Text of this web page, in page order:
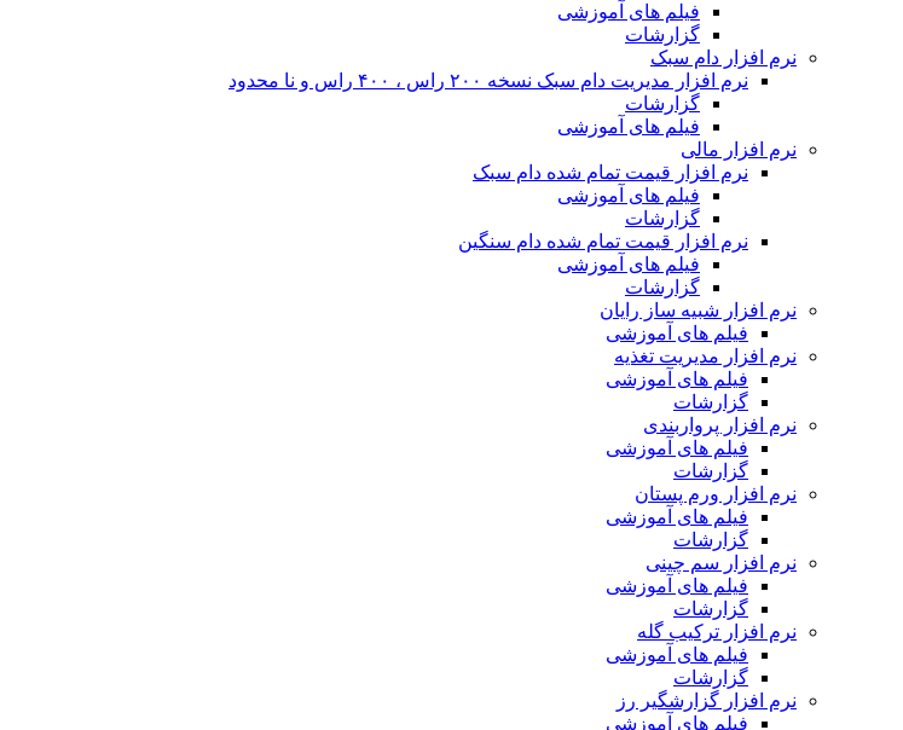
فیلم های آموزشی
گزارشات
نرم افزار دام سبک
نرم افزار مدیریت دام سبک نسخه ۲۰۰ راس ، ۴۰۰ راس و نا محدود
گزارشات
فیلم های آموزشی
نرم افزار مالی
نرم افزار قیمت تمام شده دام سبک
فیلم های آموزشی
گزارشات
نرم افزار قیمت تمام شده دام سنگین
فیلم های آموزشی
گزارشات
نرم افزار شبیه ساز رایان
فیلم های آموزشی
نرم افزار مدیریت تغذیه
فیلم های آموزشی
گزارشات
نرم افزار پرواربندی
فیلم های آموزشی
گزارشات
نرم افزار ورم پستان
فیلم های آموزشی
گزارشات
نرم افزار سم چینی
فیلم های آموزشی
گزارشات
نرم افزار ترکیب گله
فیلم های آموزشی
گزارشات
نرم افزار گزارشگیر رز
فیلم های آموزشی